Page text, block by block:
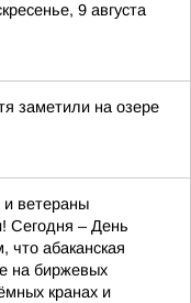
9 августа
заметили на озере
ветераны
Сегодня – День
что абаканская
на биржевых
кранах и